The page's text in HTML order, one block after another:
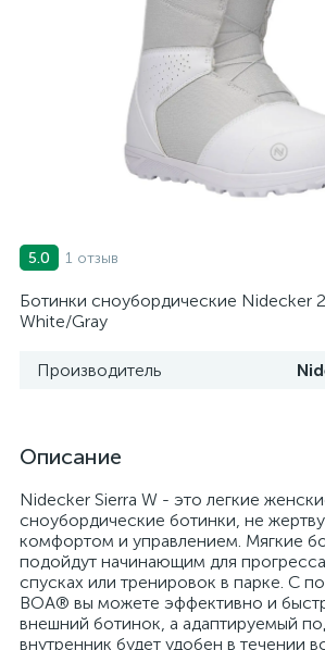
5.0 1 отзыв
Ботинки сноубордические Nidecker
White/Gray
Производитель
Описание
Nidecker Sierra W - это легкие
сноубордические ботинки, не
комфортом и управлением. Мягкие
подойдут начинающим для
спусках или тренировок в парке. С
BOA® вы можете эффективно и
внешний ботинок, а адаптируемый
внутренник будет удобен в течении